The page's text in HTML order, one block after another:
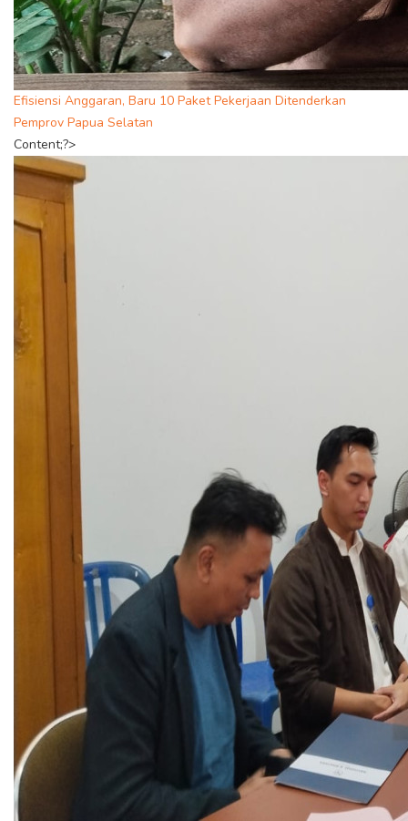
Efisiensi Anggaran, Baru 10 Paket Pekerjaan Ditenderkan
Pemprov Papua Selatan
Content;?>